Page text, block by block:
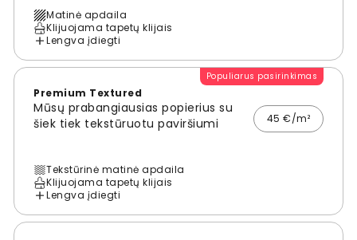
Matinė apdaila
Klijuojama tapetų klijais
Lengva įdiegti
Populiarus pasirinkimas
Premium Textured
Mūsų prabangiausias popierius su
šiek tiek tekstūruotu paviršiumi
45 €/m²
Tekstūrinė matinė apdaila
Klijuojama tapetų klijais
Lengva įdiegti